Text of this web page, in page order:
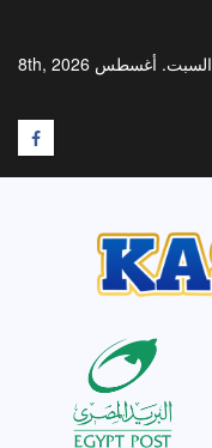
السبت. أغسطس 8th, 2026
F